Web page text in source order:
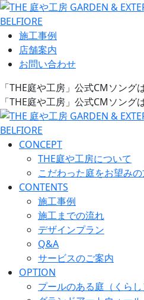
施工事例
店舗案内
お問い合わせ
「THE庭や工房」公式CMソング
「THE庭や工房」公式CMソング
CONCEPT
THE庭や工房について
こだわった庭をお望み
CONTENTS
施工事例
施工までの流れ
デザインプラン
Q&A
サービスのご案内
OPTION
プールのある庭（くらし